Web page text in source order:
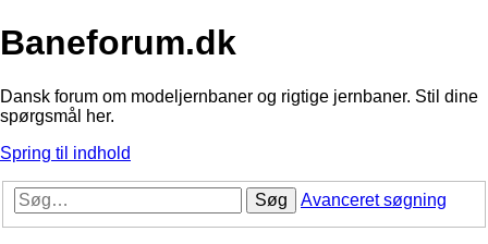
Baneforum.dk
Dansk forum om modeljernbaner og rigtige jernbaner. Stil dine
spørgsmål her.
Spring til indhold
Søg Avanceret søgning